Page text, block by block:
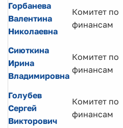
Горбанева
Валентина
Николаевна
Комитет по
финансам
Сиюткина
Ирина
Владимировна
Комитет по
финансам
Голубев
Сергей
Викторович
Комитет по
финансам